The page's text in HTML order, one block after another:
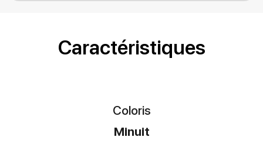
Caractéristiques
Coloris
Minuit